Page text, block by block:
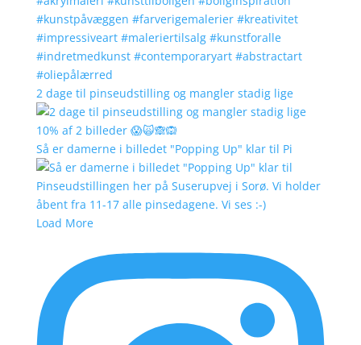
2 dage til pinseudstilling og mangler stadig lige
Så er damerne i billedet "Popping Up" klar til Pi
Load More